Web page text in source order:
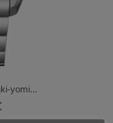
yomi...